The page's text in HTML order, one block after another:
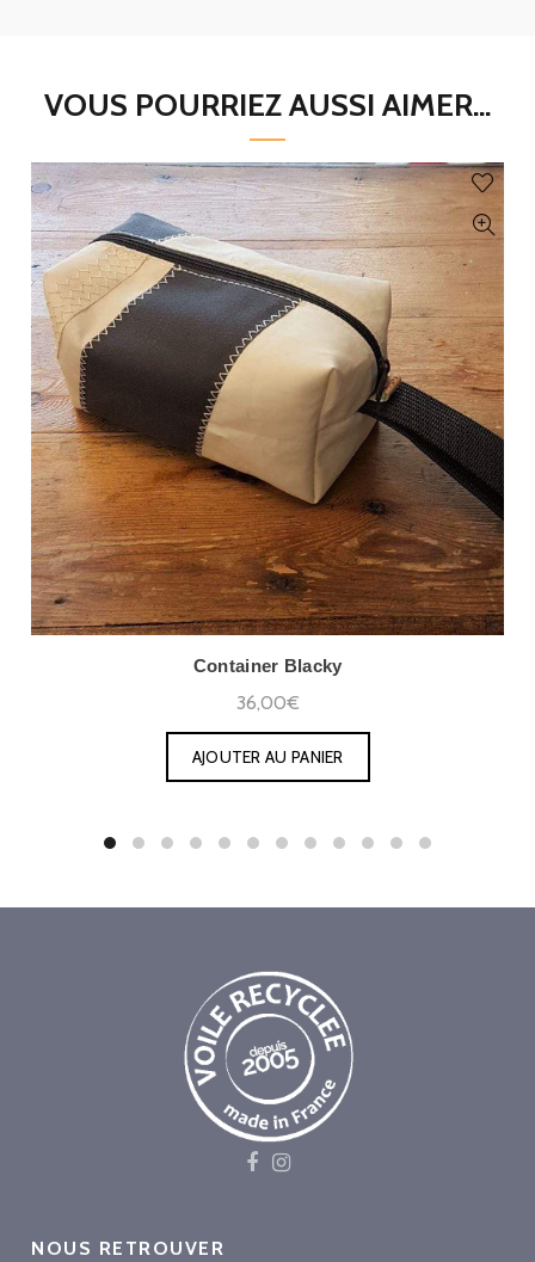
VOUS POURRIEZ AUSSI AIMER...
Container Blacky
36,00€
AJOUTER AU PANIER
NOUS RETROUVER